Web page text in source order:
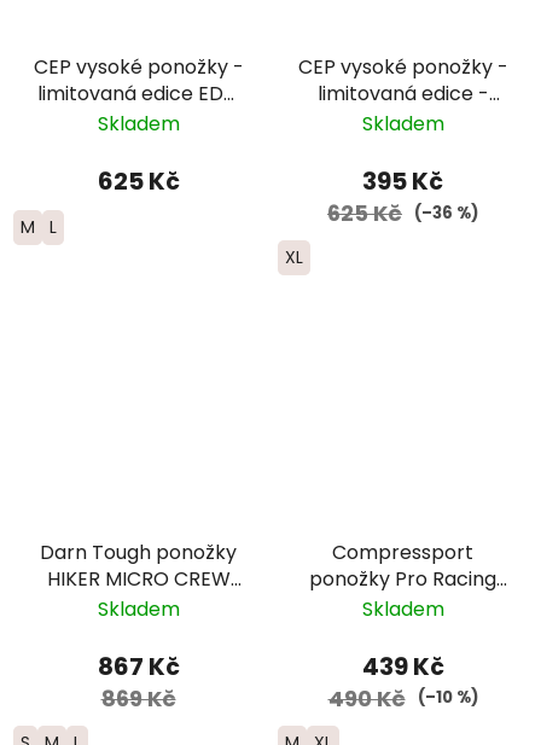
CEP vysoké ponožky -
limitovaná edice EDT.
FADE - dámské -
Skladem
625 Kč
M L
CEP vysoké ponožky -
limitovaná edice -
pánské - černá/
Skladem
395 Kč
625 Kč (–36 %)
XL
Darn Tough ponožky
HIKER MICRO CREW
Midweight Merino -
modré
Skladem
867 Kč
869 Kč
Compressport
ponožky Pro Racing
Run Ultralight -
červená
Skladem
439 Kč
490 Kč (–10 %)